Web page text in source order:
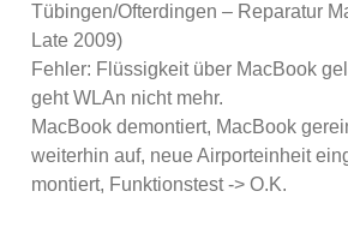
Tübingen/Ofterdingen – Reparatur
Late 2009)
Fehler: Flüssigkeit über MacBook
geht WLAn nicht mehr.
MacBook demontiert, MacBook
weiterhin auf, neue Airporteinheit
montiert, Funktionstest -> O.K.